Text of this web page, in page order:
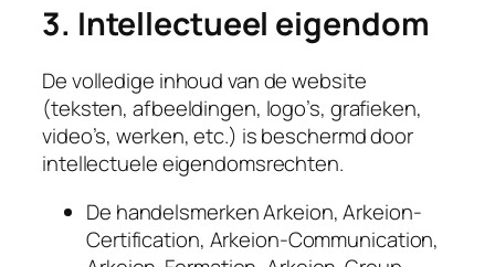
3. Intellectueel eigendom
De volledige inhoud van de website
(teksten, afbeeldingen, logo’s, grafieken,
video’s, werken, etc.) is beschermd door
intellectuele eigendomsrechten.
De handelsmerken Arkeion, Arkeion-
Certification, Arkeion-Communication,